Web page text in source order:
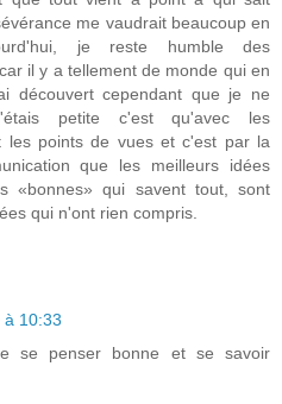
me vaudrait beaucoup en
je reste humble des
il y a tellement de monde qui en
découvert cependant que je ne
petite c'est qu'avec les
les points de vues et c'est par la
que les meilleurs idées
«bonnes» qui savent tout, sont
qui n'ont rien compris.
à 10:33
se penser bonne et se savoir